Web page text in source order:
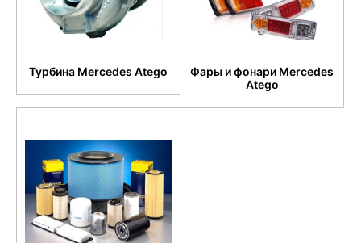
Турбина Mercedes Atego
Фары и фонари Mercedes
Atego